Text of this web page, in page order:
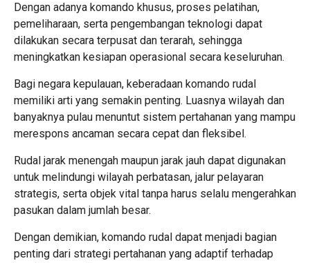
Dengan adanya komando khusus, proses pelatihan,
pemeliharaan, serta pengembangan teknologi dapat
dilakukan secara terpusat dan terarah, sehingga
meningkatkan kesiapan operasional secara keseluruhan.
Bagi negara kepulauan, keberadaan komando rudal
memiliki arti yang semakin penting. Luasnya wilayah dan
banyaknya pulau menuntut sistem pertahanan yang mampu
merespons ancaman secara cepat dan fleksibel.
Rudal jarak menengah maupun jarak jauh dapat digunakan
untuk melindungi wilayah perbatasan, jalur pelayaran
strategis, serta objek vital tanpa harus selalu mengerahkan
pasukan dalam jumlah besar.
Dengan demikian, komando rudal dapat menjadi bagian
penting dari strategi pertahanan yang adaptif terhadap